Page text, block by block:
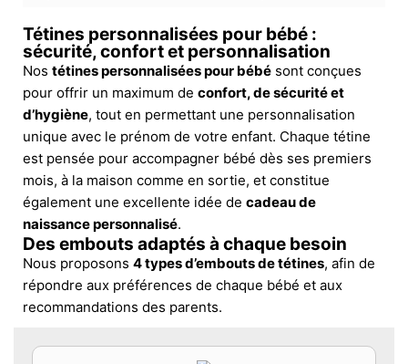
Tétines personnalisées pour bébé :
sécurité, confort et personnalisation
Nos tétines personnalisées pour bébé sont conçues
pour offrir un maximum de confort, de sécurité et
d’hygiène, tout en permettant une personnalisation
unique avec le prénom de votre enfant. Chaque tétine
est pensée pour accompagner bébé dès ses premiers
mois, à la maison comme en sortie, et constitue
également une excellente idée de cadeau de
naissance personnalisé.
Des embouts adaptés à chaque besoin
Nous proposons 4 types d’embouts de tétines, afin de
répondre aux préférences de chaque bébé et aux
recommandations des parents.